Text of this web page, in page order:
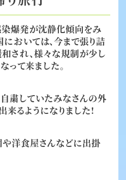
爆発が沈静化傾向をみ
おいては、今まで張り詰
され、様々な規制が少し
って来ました。
粛していたみなさんの外
来るようになりました!
や洋食屋さんなどに出掛